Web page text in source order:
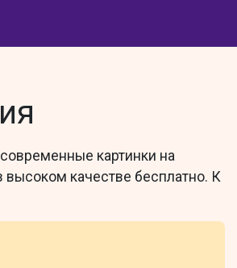
картинки на
качестве бесплатно. К